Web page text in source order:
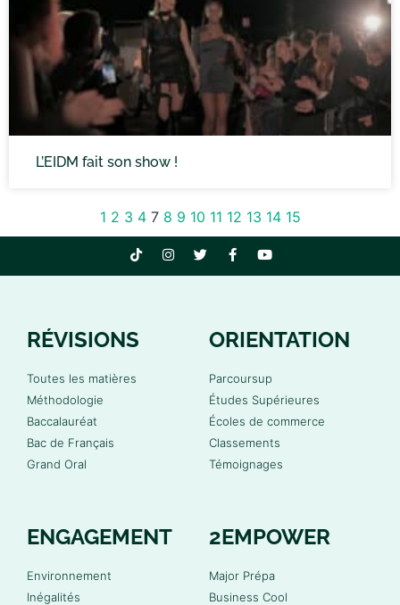
L’EIDM fait son show !
1 2 3 4 7 8 9 10 11 12 13 14 15
RÉVISIONS
Toutes les matières
Méthodologie
Baccalauréat
Bac de Français
Grand Oral
ORIENTATION
Parcoursup
Études Supérieures
Écoles de commerce
Classements
Témoignages
ENGAGEMENT
Environnement
Inégalités
2EMPOWER
Major Prépa
Business Cool